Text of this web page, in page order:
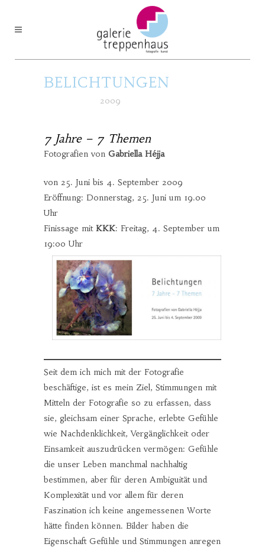
BELICHTUNGEN
2009
7 Jahre – 7 Themen
Fotografien von Gabriella Héjja
von 25. Juni bis 4. September 2009
Eröffnung: Donnerstag, 25. Juni um 19.00
Uhr
Finissage mit KKK: Freitag, 4. September um
19:00 Uhr
Seit dem ich mich mit der Fotografie
beschäftige, ist es mein Ziel, Stimmungen mit
Mitteln der Fotografie so zu erfassen, dass
sie, gleichsam einer Sprache, erlebte Gefühle
wie Nachdenklichkeit, Vergänglichkeit oder
Einsamkeit auszudrücken vermögen: Gefühle
die unser Leben manchmal nachhaltig
bestimmen, aber für deren Ambiguität und
Komplexität und vor allem für deren
Faszination ich keine angemessenen Worte
hätte finden können. Bilder haben die
Eigenschaft Gefühle und Stimmungen anregen